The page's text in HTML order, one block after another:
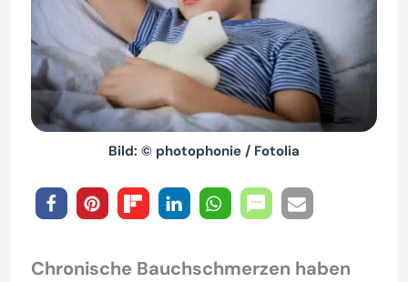
Bild: © photophonie / Fotolia
Chronische Bauchschmerzen haben